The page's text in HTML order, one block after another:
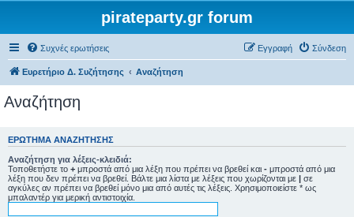
pirateparty.gr forum
Συχνές ερωτήσεις Σύνδεση
Εγγραφή
Ευρετήριο Δ. Συζήτησης Αναζήτηση
Αναζήτηση
ΕΡΏΤΗΜΑ ΑΝΑΖΉΤΗΣΗΣ
Αναζήτηση για λέξεις-κλειδιά:
Τοποθετήστε το + μπροστά από μια λέξη που πρέπει να βρεθεί και - μπροστά από μια
λέξη που δεν πρέπει να βρεθεί. Βάλτε μια λίστα με λέξεις που χωρίζονται με | σε
αγκύλες αν πρέπει να βρεθεί μόνο μια από αυτές τις λέξεις. Χρησιμοποιείστε * ως
μπαλαντέρ για μερική αντιστοιχία.